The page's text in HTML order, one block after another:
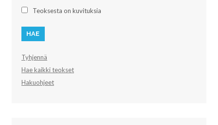
Teoksesta on kuvituksia
Tyhjennä
Hae kaikki teokset
Hakuohjeet